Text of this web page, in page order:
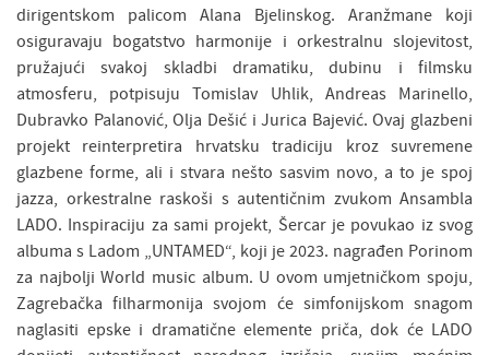
dirigentskom palicom Alana Bjelinskog. Aranžmane koji
osiguravaju bogatstvo harmonije i orkestralnu slojevitost,
pružajući svakoj skladbi dramatiku, dubinu i filmsku
atmosferu, potpisuju Tomislav Uhlik, Andreas Marinello,
Dubravko Palanović, Olja Dešić i Jurica Bajević. Ovaj glazbeni
projekt reinterpretira hrvatsku tradiciju kroz suvremene
glazbene forme, ali i stvara nešto sasvim novo, a to je spoj
jazza, orkestralne raskoši s autentičnim zvukom Ansambla
LADO. Inspiraciju za sami projekt, Šercar je povukao iz svog
albuma s Ladom „UNTAMED“, koji je 2023. nagrađen Porinom
za najbolji World music album. U ovom umjetničkom spoju,
Zagrebačka filharmonija svojom će simfonijskom snagom
naglasiti epske i dramatične elemente priča, dok će LADO